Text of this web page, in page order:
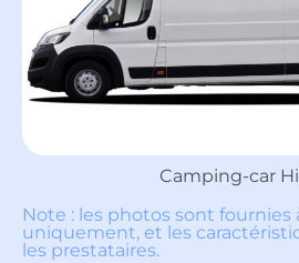
Camping-car
Note : les photos sont fournies
uniquement, et les
les prestataires.